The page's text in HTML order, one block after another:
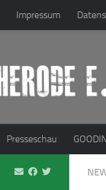
Impressum
Presseschau